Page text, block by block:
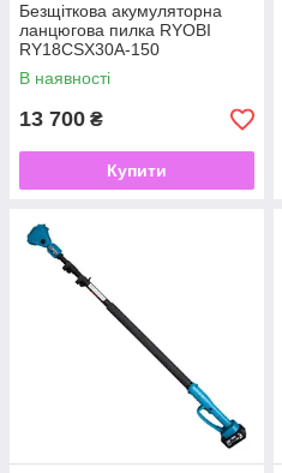
Безщіткова акумуляторна
ланцюгова пилка RYOBI
RY18CSX30A-150
В наявності
13 700 ₴
Купити